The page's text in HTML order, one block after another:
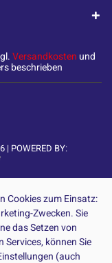
Versandkosten und
beschrieben
POWERED BY:
Cookies zum Einsatz:
Zwecken. Sie
das Setzen von
können Sie
(auch